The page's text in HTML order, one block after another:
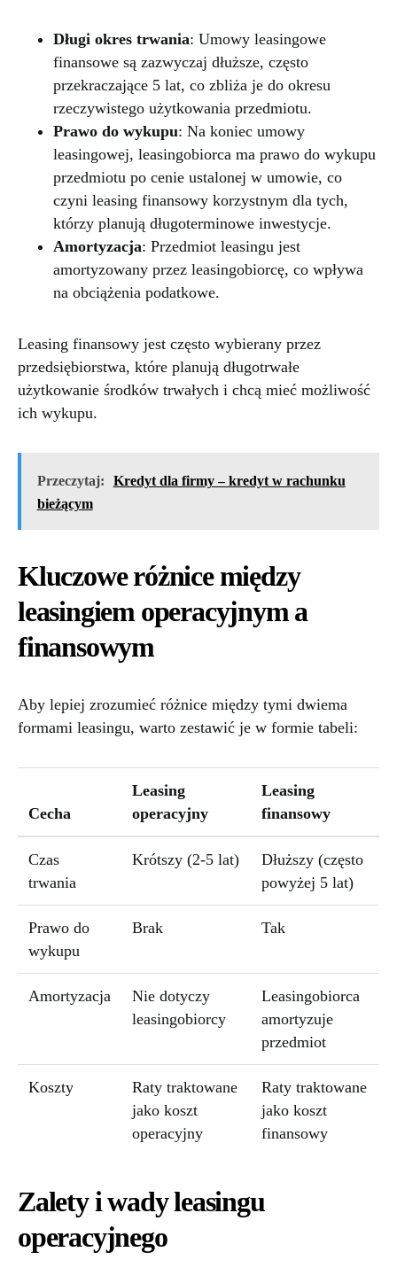
Długi okres trwania: Umowy leasingowe
finansowe są zazwyczaj dłuższe, często
przekraczające 5 lat, co zbliża je do okresu
rzeczywistego użytkowania przedmiotu.
Prawo do wykupu: Na koniec umowy
leasingowej, leasingobiorca ma prawo do wykupu
przedmiotu po cenie ustalonej w umowie, co
czyni leasing finansowy korzystnym dla tych,
którzy planują długoterminowe inwestycje.
Amortyzacja: Przedmiot leasingu jest
amortyzowany przez leasingobiorcę, co wpływa
na obciążenia podatkowe.
Leasing finansowy jest często wybierany przez
przedsiębiorstwa, które planują długotrwałe
użytkowanie środków trwałych i chcą mieć możliwość
ich wykupu.
Przeczytaj:
Kredyt dla firmy – kredyt w rachunku
bieżącym
Kluczowe różnice między
leasingiem operacyjnym a
finansowym
Aby lepiej zrozumieć różnice między tymi dwiema
formami leasingu, warto zestawić je w formie tabeli:
Cecha
Leasing
operacyjny
Leasing
finansowy
Czas
trwania
Krótszy (2-5 lat)
Dłuższy (często
powyżej 5 lat)
Prawo do
wykupu
Brak Tak
Amortyzacja
Nie dotyczy
leasingobiorcy
Leasingobiorca
amortyzuje
przedmiot
Koszty
Raty traktowane
jako koszt
operacyjny
Raty traktowane
jako koszt
finansowy
Zalety i wady leasingu
operacyjnego